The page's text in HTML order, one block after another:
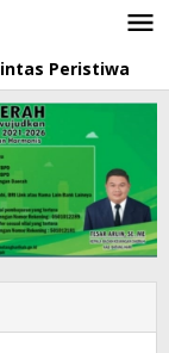
Peristiwa